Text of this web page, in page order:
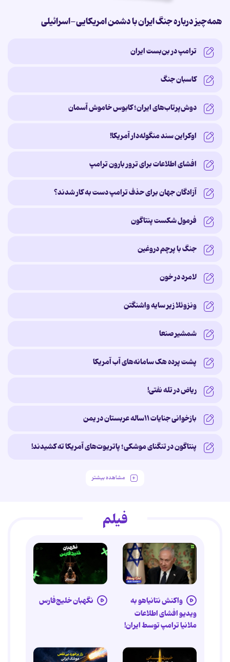
همه‌چیز درباره جنگ ایران با دشمن امریکایی-اسرائیلی
ترامپ در بن‌بست ایران
کاسبان جنگ
دوش‌پرتاب‌های ایران؛ کابوس خاموش آسمان
اوکراین سند منگوله‌دار آمریکا!
افشای اطلاعات برای ترور بارون ترامپ
آزادگان جهان برای حذف ترامپ دست به کار شدند؟
فرمول شکست پنتاگون
جنگ با پرچم دروغین
لامرد در خون
ونزوئلا زیر سایه‌ واشنگتن
شمشیر صنعا
پشت پرده‌ هک سامانه‌های آب آمریکا
ریاض در تله نفتی!
بازخوانی جنایات ۱۱ساله‌ عربستان در یمن
پنتاگون در تنگنای موشکی؛ پاتریوت‌های آمریکا ته کشیدند!
مشاهده بیشتر
فیلم
واکنش نتانیاهو به
ویدیو افشای اطلاعات
ملانیا ترامپ توسط ایران!
نگهبان خلیج‌فارس